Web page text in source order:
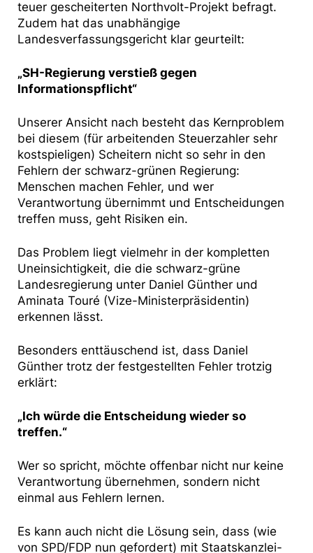
teuer gescheiterten Northvolt-Projekt befragt.
Zudem hat das unabhängige
Landesverfassungsgericht klar geurteilt:
„SH-Regierung verstieß gegen
Informationspflicht“
Unserer Ansicht nach besteht das Kernproblem
bei diesem (für arbeitenden Steuerzahler sehr
kostspieligen) Scheitern nicht so sehr in den
Fehlern der schwarz-grünen Regierung:
Menschen machen Fehler, und wer
Verantwortung übernimmt und Entscheidungen
treffen muss, geht Risiken ein.
Das Problem liegt vielmehr in der kompletten
Uneinsichtigkeit, die die schwarz-grüne
Landesregierung unter Daniel Günther und
Aminata Touré (Vize-Ministerpräsidentin)
erkennen lässt.
Besonders enttäuschend ist, dass Daniel
Günther trotz der festgestellten Fehler trotzig
erklärt:
„Ich würde die Entscheidung wieder so
treffen.“
Wer so spricht, möchte offenbar nicht nur keine
Verantwortung übernehmen, sondern nicht
einmal aus Fehlern lernen.
Es kann auch nicht die Lösung sein, dass (wie
von SPD/FDP nun gefordert) mit Staatskanzlei-